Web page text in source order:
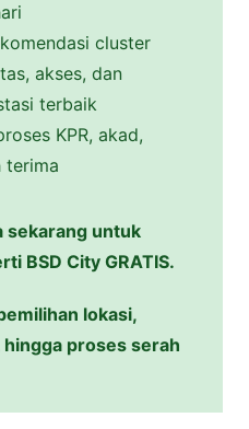
cluster
akses, dan
terbaik
KPR, akad,
terima
sekarang untuk
BSD City GRATIS.
lokasi,
proses serah